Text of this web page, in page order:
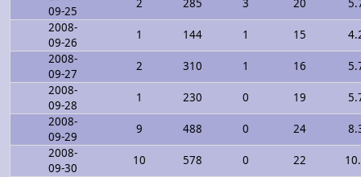
09-25
2 285 3 20
2008-
09-26
1 144 1 15
2008-
09-27
2 310 1 16
2008-
09-28
1 230 0 19
2008-
09-29
9 488 0 24
2008-
09-30
10 578 0 22